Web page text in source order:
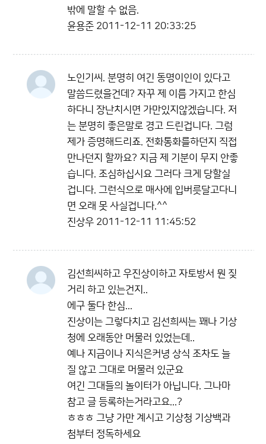
밖에 말할 수 없음.
윤용준 2011-12-11 20:33:25
노인기씨. 분명히 여긴 동명이인이 있다고
말씀드렸을건데? 자꾸 제 이름 가지고 한심
하다니 장난치시면 가만있지않겠습니다. 저
는 분명히 좋은말로 경고 드린겁니다. 그럼
제가 증명해드리죠. 전화통화를하던지 직접
만나던지 할까요? 지금 제 기분이 무지 안좋
습니다. 조심하십시요 그러다 크게 당할실
겁니다. 그런식으로 매사에 입버릇달고다니
면 오래 못 사실겁니다.^^
진상우 2011-12-11 11:45:52
김선희씨하고 우진상이하고 자토방서 뭔 짖
거리 하고 있는건지..
에구 둘다 한심...
진상이는 그렇다치고 김선희씨는 꽤나 기상
청에 오래동안 머물러 있었는데..
예나 지금이나 지식은커녕 상식 조차도 늘
질 않고 그대로 머물러 있군요
여긴 그대들의 놀이터가 아닙니다. 그나마
참고 글 등록하는거라고요...?
ㅎㅎㅎ 그냥 가만 계시고 기상청 기상백과
첨부터 정독하세요